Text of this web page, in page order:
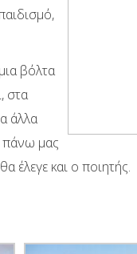
βόλτα
στα
άλλα
πάνω μας
έλεγε και ο ποιητής.